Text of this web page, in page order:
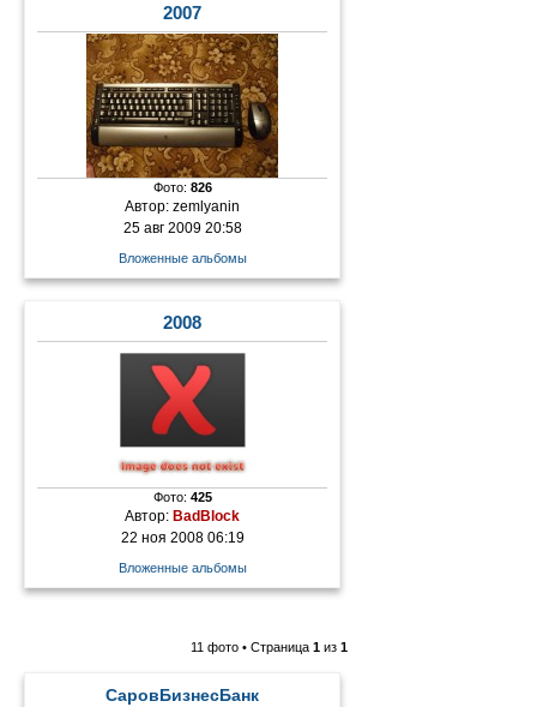
2007
Фото: 826
Автор:zemlyanin
25 авг 2009 20:58
Вложенные альбомы
2008
Фото: 425
Автор: BadBlock
22 ноя 2008 06:19
Вложенные альбомы
11 фото • Страница 1из 1
СаровБизнесБанк